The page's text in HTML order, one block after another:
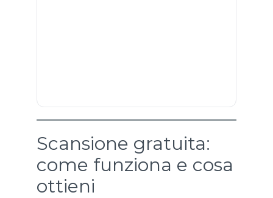
Scansione gratuita:
come funziona e cosa
ottieni